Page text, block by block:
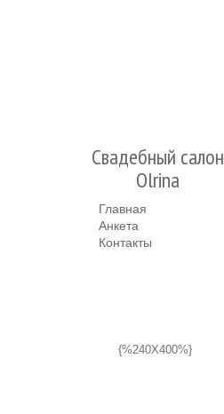
Свадебный салон
Olrina
Главная
Анкета
Контакты
{%240X400%}